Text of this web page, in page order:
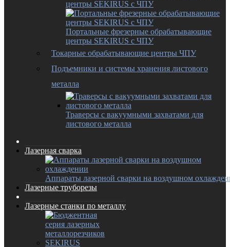
центры SEKIRUS с ЧПУ
Портальные фрезерные обрабатывающие
центры SEKIRUS с ЧПУ
Токарные обрабатывающие центры ЧПУ
Подъемники и системы хранения листового
металла
Траверсы с вакуумными захватами для
листового металла
Лазерная сварка
Аппараты лазерной сварки на воздушном
Лазерные труборезы
Лазерные станки по металлу